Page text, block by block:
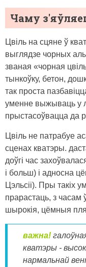
Чаму
Цвіль на сцяне ў
выглядзе чорных
званая «чорная
тынкоўку, бетон,
так проста
уменне выжываць у
прыстасоўвацца да
Цвіль не патрабуе
сценах кватэры.
доўгі час
і больш) і адносна
Цэльсіі). Пры такіх
прарастаць, з часам
шырокія, цёмныя
важна!
кватэры -
нармальнай